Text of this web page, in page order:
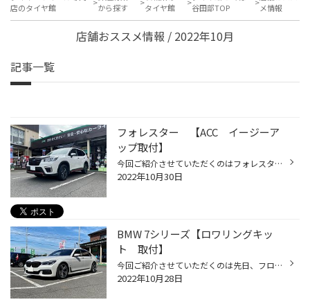
店のタイヤ館
から探す
タイヤ館
谷田部TOP
メ情報
店舗おススメ情報 / 2022年10月
記事一覧
フォレスター 【ACC イージーア
ップ取付】
今回ご紹介させていただくのはフォレスターのリフトアップ作業の ご紹介になります。プラドやRAV４などのリフトアップ作業は 数多くしていますが、フォレスターのリフトアップは初めてでした。 今回取付した商品はプラドのリフトアップでもよくご紹介している ・ACC イージーアップ 今回は前後とも...
2022年10月30日
BMW 7シリーズ【ロワリングキッ
ト 取付】
今回ご紹介させていただくのは先日、フロントグリルの交換を させていただいた７シリーズで今回は車高を下げる作業をさせていただきました。 こちらのお車は純正でエアサスなので、車高を感知しているレベライザーの ロッドを調整式のものに交換しました。 交換した商品は ・IID ロワリングキット ...
2022年10月28日